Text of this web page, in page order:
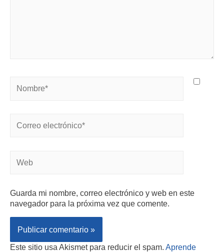
Guarda mi nombre, correo electrónico y web en este
navegador para la próxima vez que comente.
Este sitio usa Akismet para reducir el spam. Aprende